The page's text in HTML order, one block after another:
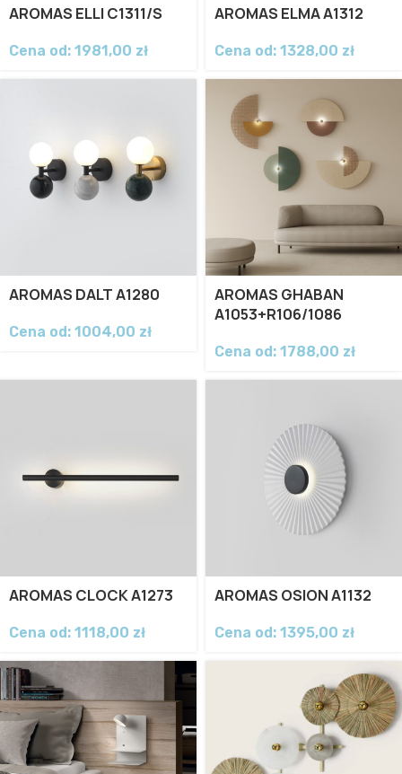
AROMAS ELLI C1311/S
Cena od: 1981,00 zł
AROMAS ELMA A1312
Cena od: 1328,00 zł
AROMAS DALT A1280
Cena od: 1004,00 zł
AROMAS GHABAN
A1053+R106/1086
Cena od: 1788,00 zł
AROMAS CLOCK A1273
Cena od: 1118,00 zł
AROMAS OSION A1132
Cena od: 1395,00 zł